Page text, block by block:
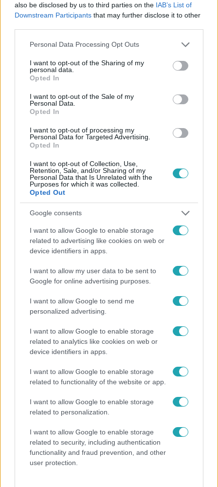
also be disclosed by us to third parties on the IAB’s List of
Downstream Participants that may further disclose it to other
Please note that this website/app uses one or more Google
not limited to your visit or usage behaviour. You may click to
grant or deny consent to Google and its third-party tags to
use your data for below specified purposes in below Google
consent section.
Personal Data Processing Opt Outs
I want to opt-out of the Sharing of my
personal data.
Opted In
I want to opt-out of the Sale of my
Personal Data.
Opted In
I want to opt-out of processing my
Personal Data for Targeted Advertising.
Opted In
I want to opt-out of Collection, Use,
Retention, Sale, and/or Sharing of my
Personal Data that Is Unrelated with the
Purposes for which it was collected.
Opted Out
Google consents
I want to allow Google to enable storage
related to advertising like cookies on web or
device identifiers in apps.
I want to allow my user data to be sent to
Google for online advertising purposes.
I want to allow Google to send me
personalized advertising.
I want to allow Google to enable storage
related to analytics like cookies on web or
device identifiers in apps.
I want to allow Google to enable storage
related to functionality of the website or app.
I want to allow Google to enable storage
related to personalization.
I want to allow Google to enable storage
related to security, including authentication
functionality and fraud prevention, and other
user protection.
Facebookon is!
Követem
EGÉSZSÉGÜGY #DUCHENNE-SZINDRÓMA
SEMMELWEIS EGYETEM
Népszerű
"Nem beszélek már vele évek óta" - Édesapja
kitagadta Nagy Zsoltot